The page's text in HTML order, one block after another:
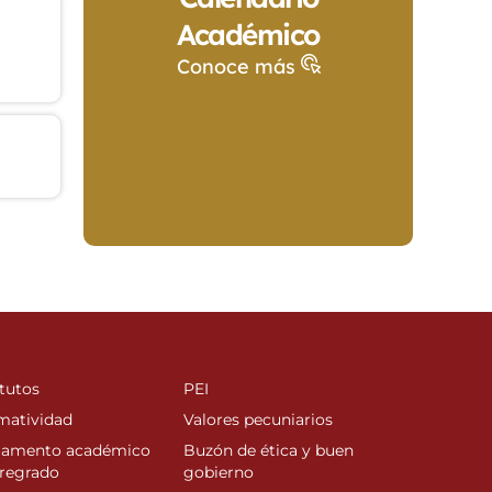
Académico
Conoce más
académico
PEI
Valores pecuniarios
Buzón de ética y buen
gobierno